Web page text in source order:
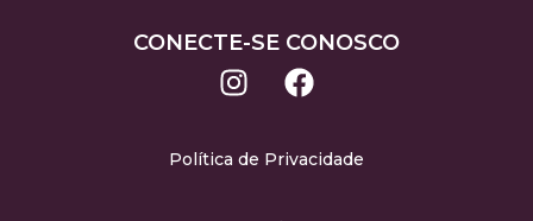
CONECTE-SE CONOSCO
Política de Privacidade